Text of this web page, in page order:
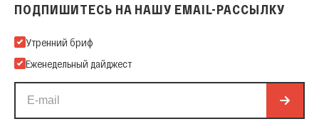
ПОДПИШИТЕСЬ НА НАШУ EMAIL-РАССЫЛКУ
Подпишитесь на нашу Email-рассылку
Утренний бриф
Еженедельный дайджест